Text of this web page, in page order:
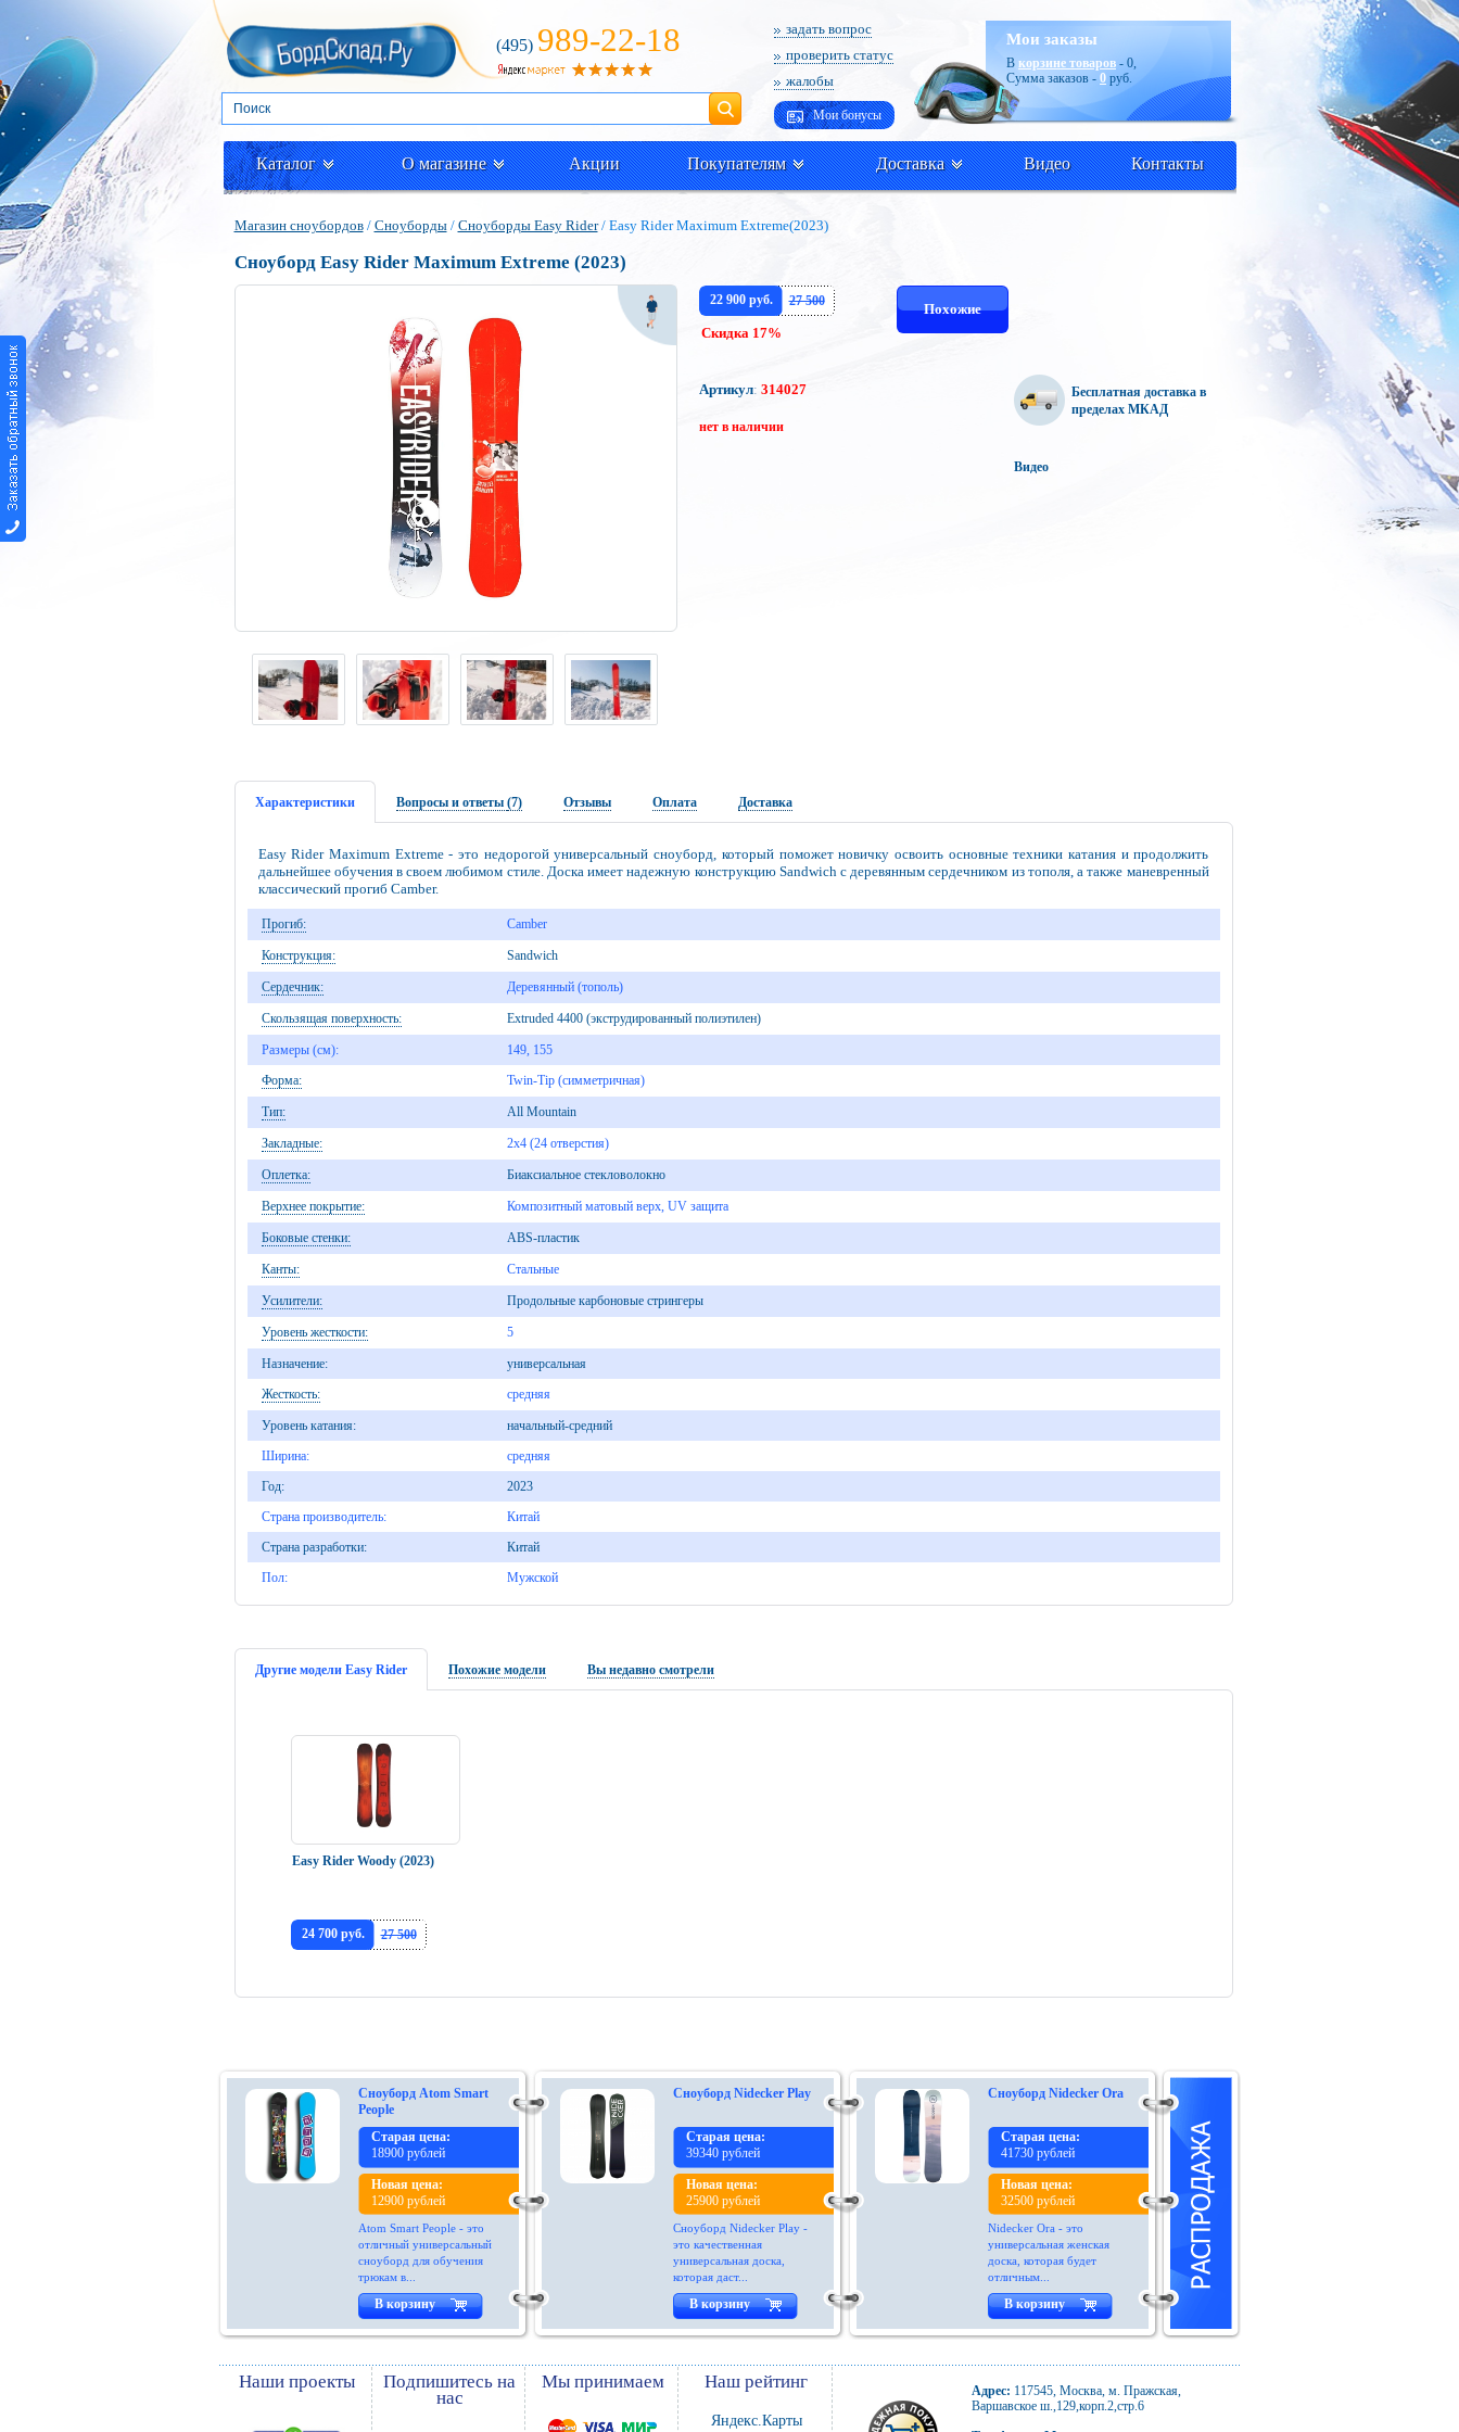
(495) 989-22-18 Мои заказы
В корзине товаров - 0,
Сумма заказов - 0 руб.
задать вопрос
проверить статус
жалобы
Мои бонусы
Поиск
Каталог О магазине Акции Покупателям Доставка Видео Контакты
Магазин сноубордов/ Сноуборды/ Сноуборды Easy Rider/ Easy Rider Maximum Extreme(2023)
Сноуборд Easy Rider Maximum Extreme (2023)
22 900 руб. 27 500
Скидка 17%
Похожие
Артикул: 314027
нет в наличии
Бесплатная доставка в
пределах МКАД
Видео
Характеристики Вопросы и ответы (7) Отзывы Оплата Доставка
Easy Rider Maximum Extreme - это недорогой универсальный сноуборд, который поможет новичку освоить основные техники катания и продолжить
дальнейшее обучения в своем любимом стиле. Доска имеет надежную конструкцию Sandwich с деревянным сердечником из тополя, а также маневренный
классический прогиб Camber.
Прогиб: Camber
Конструкция: Sandwich
Сердечник: Деревянный (тополь)
Скользящая поверхность: Extruded 4400 (экструдированный полиэтилен)
Размеры (см):
149, 155
Форма:
Twin-Tip (симметричная)
Тип: All Mountain
Закладные: 2х4 (24 отверстия)
Оплетка: Биаксиальное стекловолокно
Верхнее покрытие: Композитный матовый верх, UV защита
Боковые стенки: ABS-пластик
Канты: Стальные
Усилители: Продольные карбоновые стрингеры
Уровень жесткости: 5
Назначение:
универсальная
Жесткость:
средняя
Уровень катания:
начальный-средний
Ширина:
средняя
Год:
2023
Страна производитель:
Китай
Страна разработки:
Китай
Пол:
Мужской
Другие модели Easy Rider Похожие модели Вы недавно смотрели
Easy Rider Woody (2023)
24 700 руб. 27 500
Сноуборд Atom Smart
People
Старая цена:
18900 рублей
Новая цена:
12900 рублей
Atom Smart People - это
отличный универсальный
сноуборд для обучения
трюкам в...
В корзину
Сноуборд Nidecker Play
Старая цена:
39340 рублей
Новая цена:
25900 рублей
Сноуборд Nidecker Play -
это качественная
универсальная доска,
которая даст...
В корзину
Сноуборд Nidecker Ora
Старая цена:
41730 рублей
Новая цена:
32500 рублей
Nidecker Ora - это
универсальная женская
доска, которая будет
отличным...
В корзину
Наши проекты Подпишитесь на
нас
Мы принимаем Наш рейтинг
Яндекс.Карты
Адрес: 117545, Москва, м. Пражская,
Варшавское ш.,129,корп.2,стр.6